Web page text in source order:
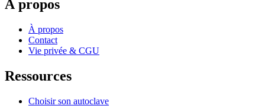
À propos
À propos
Contact
Vie privée & CGU
Ressources
Choisir son autoclave